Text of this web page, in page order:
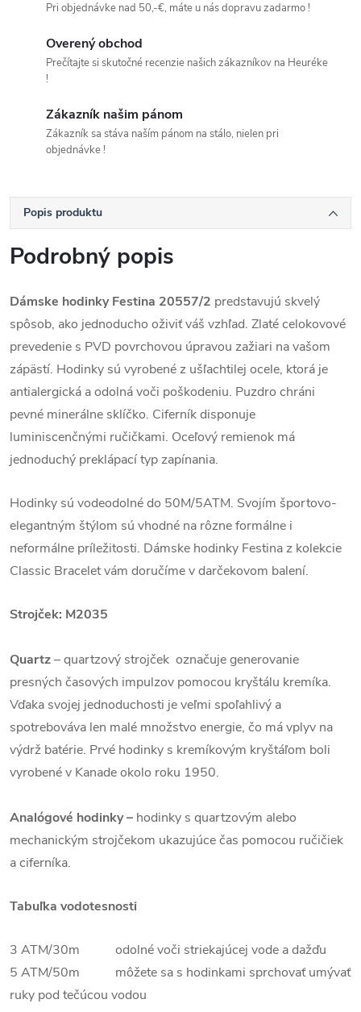
Pri objednávke nad 50,-€, máte u nás dopravu zadarmo !
Overený obchod
Prečítajte si skutočné recenzie našich zákazníkov na Heuréke
!
Zákazník našim pánom
Zákazník sa stáva naším pánom na stálo, nielen pri
objednávke !
Popis produktu
Podrobný popis
Dámske hodinky Festina 20557/2 predstavujú skvelý
spôsob, ako jednoducho oživiť váš vzhľad. Zlaté celokovové
prevedenie s PVD povrchovou úpravou zažiari na vašom
zápästí. Hodinky sú vyrobené z ušľachtilej ocele, ktorá je
antialergická a odolná voči poškodeniu. Puzdro chráni
pevné minerálne sklíčko. Ciferník disponuje
luminiscenčnými ručičkami. Oceľový remienok má
jednoduchý preklápací typ zapínania.
Hodinky sú vodeodolné do 50M/5ATM. Svojím športovo-
elegantným štýlom sú vhodné na rôzne formálne i
neformálne príležitosti. Dámske hodinky Festina z kolekcie
Classic Bracelet vám doručíme v darčekovom balení.
Strojček: M2035
Quartz– quartzový strojček označuje generovanie
presných časových impulzov pomocou kryštálu kremíka.
Vďaka svojej jednoduchosti je veľmi spoľahlivý a
spotrebováva len malé množstvo energie, čo má vplyv na
výdrž batérie. Prvé hodinky s kremíkovým kryštáľom boli
vyrobené v Kanade okolo roku 1950.
Analógové hodinky – hodinky s quartzovým alebo
mechanickým strojčekom ukazujúce čas pomocou ručičiek
a ciferníka.
Tabuľka vodotesnosti
3 ATM/30m odolné voči striekajúcej vode a dažďu
5 ATM/50m môžete sa s hodinkami sprchovať umývať
ruky pod tečúcou vodou